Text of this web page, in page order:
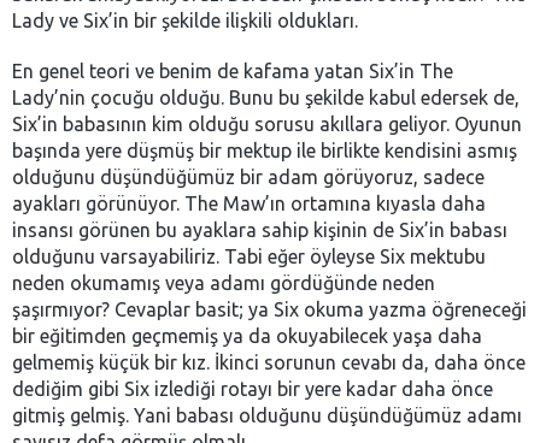
Lady ve Six’in bir şekilde ilişkili oldukları.
En genel teori ve benim de kafama yatan Six’in The
Lady’nin çocuğu olduğu. Bunu bu şekilde kabul edersek de,
Six’in babasının kim olduğu sorusu akıllara geliyor. Oyunun
başında yere düşmüş bir mektup ile birlikte kendisini asmış
olduğunu düşündüğümüz bir adam görüyoruz, sadece
ayakları görünüyor. The Maw’ın ortamına kıyasla daha
insansı görünen bu ayaklara sahip kişinin de Six’in babası
olduğunu varsayabiliriz. Tabi eğer öyleyse Six mektubu
neden okumamış veya adamı gördüğünde neden
şaşırmıyor? Cevaplar basit; ya Six okuma yazma öğreneceği
bir eğitimden geçmemiş ya da okuyabilecek yaşa daha
gelmemiş küçük bir kız. İkinci sorunun cevabı da, daha önce
dediğim gibi Six izlediği rotayı bir yere kadar daha önce
gitmiş gelmiş. Yani babası olduğunu düşündüğümüz adamı